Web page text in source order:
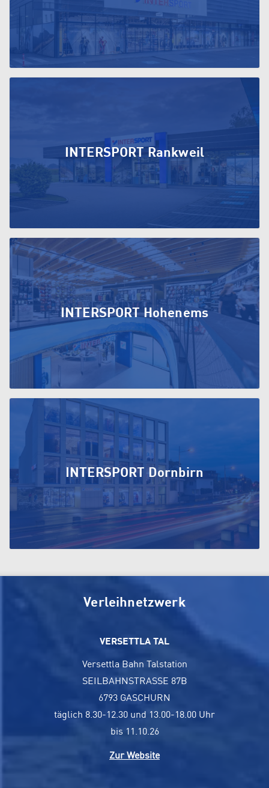
INTERSPORT Rankweil
INTERSPORT Hohenems
INTERSPORT Dornbirn
Verleihnetzwerk
VERSETTLA TAL
Versettla Bahn Talstation
SEILBAHNSTRASSE 87B
6793 GASCHURN
täglich 8.30-12.30 und 13.00-18.00 Uhr
bis 11.10.26
Zur Website